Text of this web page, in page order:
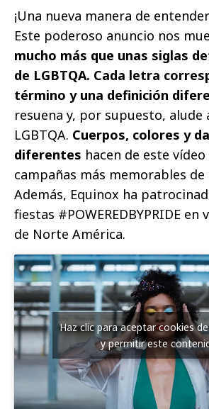
¡Una nueva manera de
Este poderoso anuncio nos
mucho más que unas siglas
de LGBTQA. Cada letra
término y una definición
resuena y, por supuesto, alude
LGBTQA. Cuerpos, colores y
diferentes hacen de este
campañas más memorables de
Además, Equinox ha
fiestas #POWEREDBYPRIDE en
de Norte América.
Haz clic para aceptar cookies
y permitir este